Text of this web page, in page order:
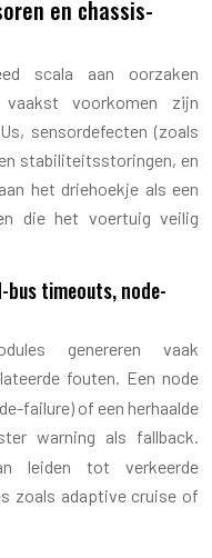
en chassis-
scala aan oorzaken
voorkomen zijn
sensordefecten (zoals
stabiliteitsstoringen, en
het driehoekje als een
die het voertuig veilig
bus timeouts, node-
genereren vaak
fouten. Een node
failure) of een herhaalde
warning als fallback.
leiden tot verkeerde
zoals adaptive cruise of